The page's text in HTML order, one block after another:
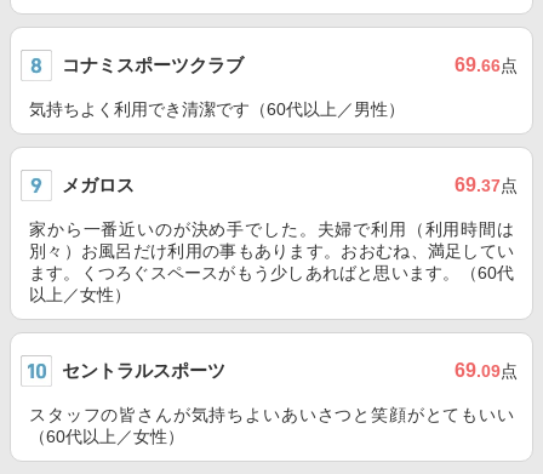
コナミスポーツクラブ 69.66点
気持ちよく利用でき清潔です（60代以上／男性）
メガロス 69.37点
家から一番近いのが決め手でした。夫婦で利用（利用時間は
別々）お風呂だけ利用の事もあります。おおむね、満足してい
ます。くつろぐスペースがもう少しあればと思います。（60代
以上／女性）
セントラルスポーツ 69.09点
スタッフの皆さんが気持ちよいあいさつと笑顔がとてもいい
（60代以上／女性）